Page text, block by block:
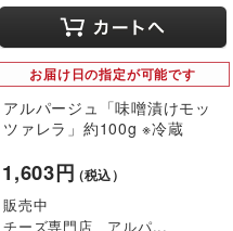
お届け日の指定が可能です
アルパージュ「味噌漬けモッ
ツァレラ」約100g ※冷蔵
1,603円（税込）
販売中
チーズ専門店 アルパ...